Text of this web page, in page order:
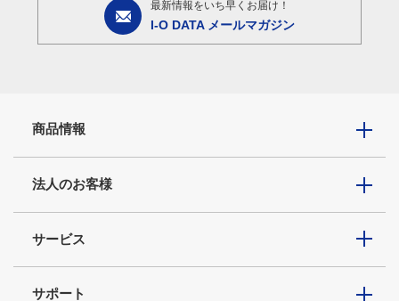
最新情報をいち早くお届け！
I-O DATA メールマガジン
商品情報
法人のお客様
サービス
サポート